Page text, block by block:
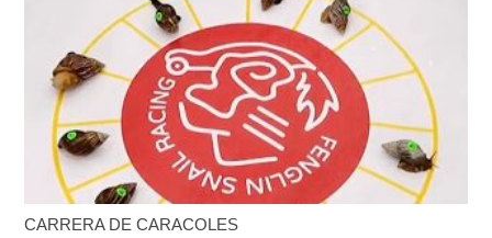
CARRERA DE CARACOLES